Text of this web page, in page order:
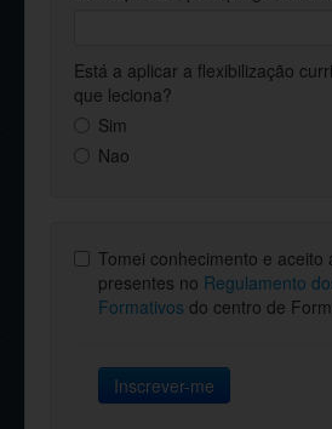
Está a aplicar a flexibilização
que leciona?
Sim
Nao
Tomei conhecimento e aceito
presentes no Regulamento
Formativos do centro de
Inscrever-me